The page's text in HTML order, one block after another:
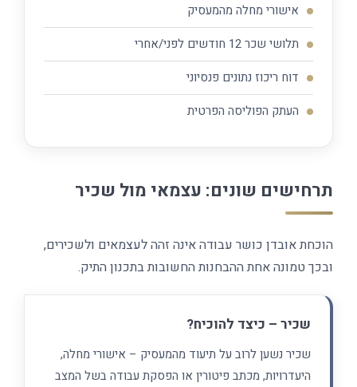
אישורי מחלה מהמעסיק
תלושי שכר 12 חודשים לפני/אחרי
דוח ריכוז נתונים פנסיוני
העתק הפוליסה הפרטית
תרחישים שונים: עצמאי מול שכיר
הוכחת אובדן כושר עבודה אינה זהה לעצמאים ולשכירים,
ובכך טמונה אחת ההבחנות החשובות בתכנון התיק.
שכיר – כיצד להוכיח?
שכיר נשען לרוב על תיעוד מהמעסיק – אישורי מחלה,
היעדרויות, מכתב פיטורין או הפסקת עבודה בשל המצב